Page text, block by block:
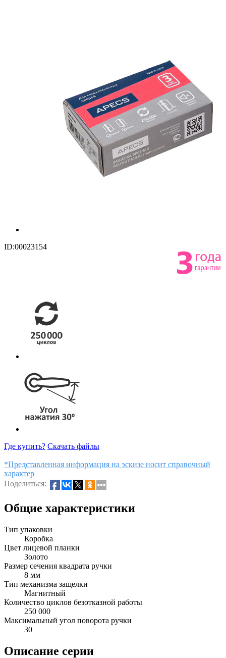
ID:00023154
Где купить? Скачать файлы
*Представленная информация на эскизе носит справочный
характер
Поделиться:
Общие характеристики
Тип упаковки
Коробка
Цвет лицевой планки
Золото
Размер сечения квадрата ручки
8 мм
Тип механизма защелки
Магнитный
Количество циклов безотказной работы
250 000
Максимальный угол поворота ручки
30
Описание серии